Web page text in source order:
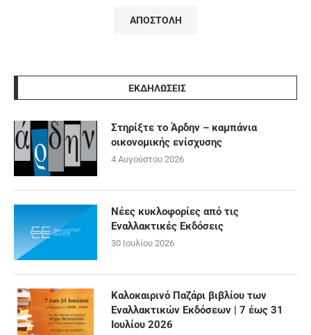
ΕΚΔΗΛΩΣΕΙΣ
Στηρίξτε το Άρδην – καμπάνια
οικονομικής ενίσχυσης
4 Αυγούστου 2026
Νέες κυκλοφορίες από τις
Εναλλακτικές Εκδόσεις
30 Ιουλίου 2026
Καλοκαιρινό Παζάρι βιβλίου των
Εναλλακτικών Εκδόσεων | 7 έως 31
Ιουλίου 2026